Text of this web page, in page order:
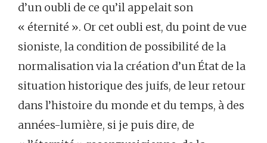
d’un oubli de ce qu’il appelait son
« éternité ». Or cet oubli est, du point de vue
sioniste, la condition de possibilité de la
normalisation via la création d’un État de la
situation historique des juifs, de leur retour
dans l’histoire du monde et du temps, à des
années-lumière, si je puis dire, de